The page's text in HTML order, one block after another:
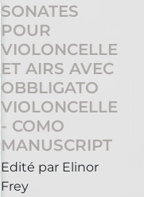
SONATES
POUR
VIOLONCELLE
ET AIRS AVEC
OBBLIGATO
VIOLONCELLE
- COMO
MANUSCRIPT
Edité par Elinor
Frey